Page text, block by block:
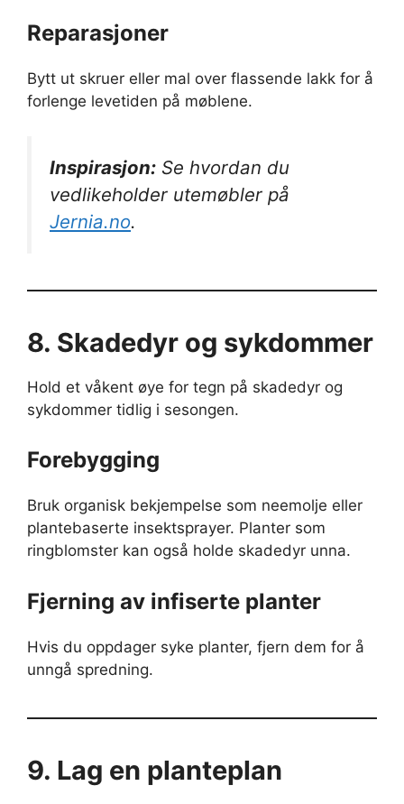
Reparasjoner
Bytt ut skruer eller mal over flassende lakk for å
forlenge levetiden på møblene.
Inspirasjon: Se hvordan du
vedlikeholder utemøbler på
Jernia.no.
8. Skadedyr og sykdommer
Hold et våkent øye for tegn på skadedyr og
sykdommer tidlig i sesongen.
Forebygging
Bruk organisk bekjempelse som neemolje eller
plantebaserte insektsprayer. Planter som
ringblomster kan også holde skadedyr unna.
Fjerning av infiserte planter
Hvis du oppdager syke planter, fjern dem for å
unngå spredning.
9. Lag en planteplan